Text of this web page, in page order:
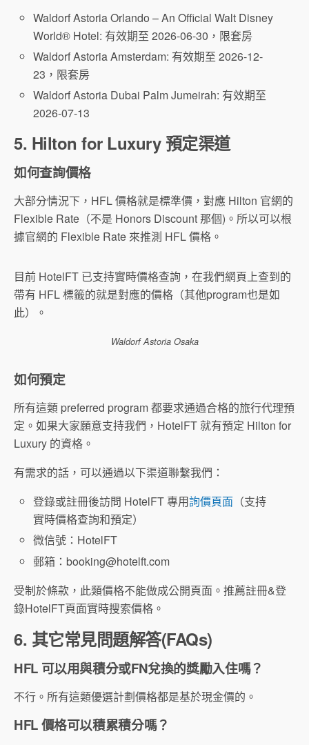
Waldorf Astoria Orlando – An Official Walt Disney
World® Hotel: 有效期至 2026-06-30，限套房
Waldorf Astoria Amsterdam: 有效期至 2026-12-
23，限套房
Waldorf Astoria Dubai Palm Jumeirah: 有效期至
2026-07-13
5. Hilton for Luxury 預定渠道
如何查詢價格
大部分情況下，HFL 價格就是標準價，對應 Hilton 官網的
Flexible Rate（不是 Honors Discount 那個)。所以可以根
據官網的 Flexible Rate 來推測 HFL 價格。
目前 HotelFT 已支持實時價格查詢，在我們網頁上查到的
帶有 HFL 標籤的就是對應的價格（其他program也是如
此）。
Waldorf Astoria Osaka
如何預定
所有這類 preferred program 都要求通過合格的旅行代理預
定。如果大家願意支持我們，HotelFT 就有預定 Hilton for
Luxury 的資格。
有需求的話，可以通過以下渠道聯繫我們：
登錄或註冊後訪問 HotelFT 專用詢價頁面 （支持
實時價格查詢和預定）
微信號：HotelFT
郵箱：booking@hotelft.com
受制於條款，此類價格不能做成公開頁面。推薦註冊&登
錄HotelFT頁面實時搜索價格。
6. 其它常見問題解答(FAQs)
HFL 可以用與積分或FN兌換的獎勵入住嗎？
不行。所有這類優選計劃價格都是基於現金價的。
HFL 價格可以積累積分嗎？